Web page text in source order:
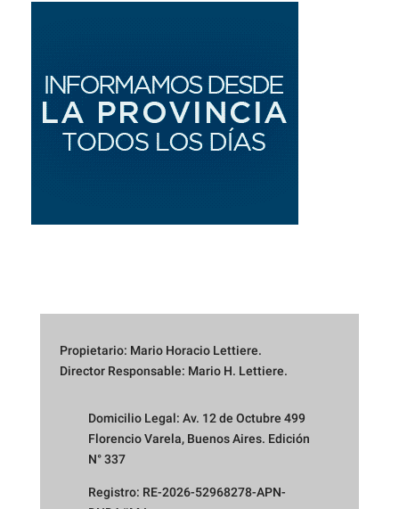
Propietario: Mario Horacio Lettiere.
Director Responsable: Mario H. Lettiere.
Domicilio Legal: Av. 12 de Octubre 499
Florencio Varela, Buenos Aires. Edición
N° 337
Registro: RE-2026-52968278-APN-